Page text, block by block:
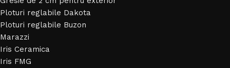
Ploturi reglabile Dakota
Ploturi reglabile Buzon
Marazzi
Iris Ceramica
Iris FMG